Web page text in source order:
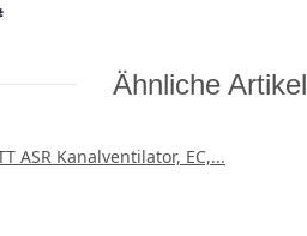
Ähnliche Artikel